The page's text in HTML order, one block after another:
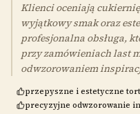
Klienci oceniają
wyjątkowy smak oraz
profesjonalna obsługa,
przy zamówieniach last
odwzorowaniem
przepyszne i estetyczne
precyzyjne odwzorowanie